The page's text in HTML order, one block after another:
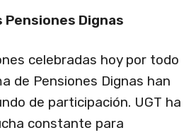
Pensiones Dignas
celebradas hoy por todo
de Pensiones Dignas han
de participación. UGT ha
constante para